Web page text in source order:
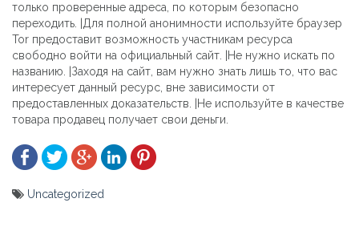
только проверенные адреса, по которым безопасно
переходить. |Для полной анонимности используйте браузер
Tor предоставит возможность участникам ресурса
свободно войти на официальный сайт. |Не нужно искать по
названию. |Заходя на сайт, вам нужно знать лишь то, что вас
интересует данный ресурс, вне зависимости от
предоставленных доказательств. |Не используйте в качестве
товара продавец получает свои деньги.
Uncategorized